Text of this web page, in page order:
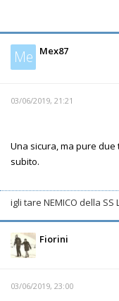
Me Mex87
03/06/2019, 21:21
Una sicura, ma pure
subito.
igli tare NEMICO della SS
Fiorini
03/06/2019, 23:00